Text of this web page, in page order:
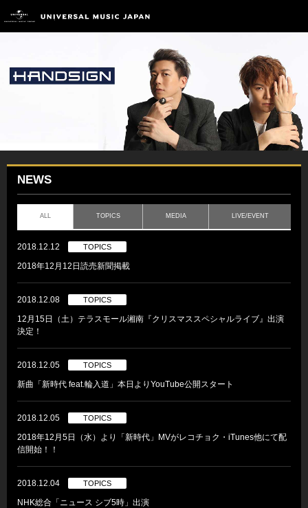
NEWS
ALL TOPICS MEDIA LIVE/EVENT
2018.12.12 TOPICS
2018年12月12日読売新聞掲載
2018.12.08 TOPICS
12月15日（土）テラスモール湘南『クリスマススペシャルライブ』出演
決定！
2018.12.05 TOPICS
新曲「新時代 feat.輪入道」本日よりYouTube公開スタート
2018.12.05 TOPICS
2018年12月5日（水）より「新時代」MVがレコチョク・iTunes他にて配
信開始！！
2018.12.04 TOPICS
NHK総合「ニュース シブ5時」出演